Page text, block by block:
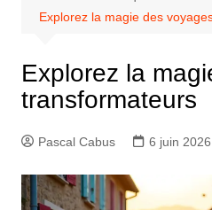
Explorez la magie des
Explorez la
transformateurs
Pascal Cabus 6 juin 2026